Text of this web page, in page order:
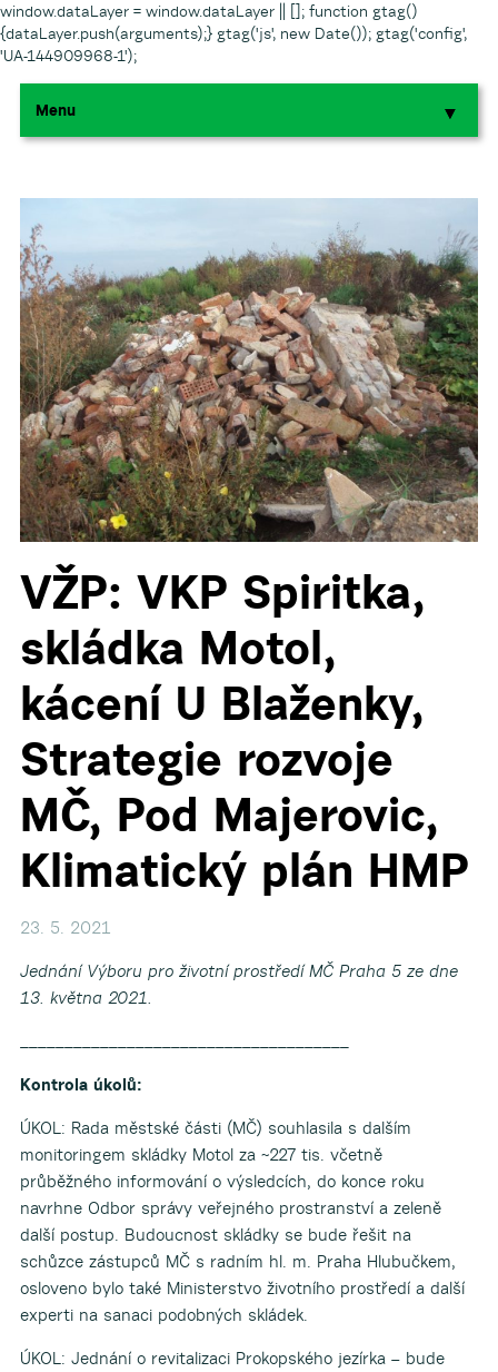
window.dataLayer = window.dataLayer || []; function gtag()
{dataLayer.push(arguments);} gtag('js', new Date()); gtag('config',
'UA-144909968-1');
Menu ▼
▼
▼
▼
▼
▼
VŽP: VKP Spiritka,
skládka Motol,
kácení U Blaženky,
Strategie rozvoje
MČ, Pod Majerovic,
Klimatický plán HMP
23. 5. 2021
Jednání Výboru pro životní prostředí MČ Praha 5 ze dne
13. května 2021.
Kontrola úkolů:
ÚKOL: Rada městské části (MČ) souhlasila s dalším
monitoringem skládky Motol za ~227 tis. včetně
průběžného informování o výsledcích, do konce roku
navrhne Odbor správy veřejného prostranství a zeleně
další postup. Budoucnost skládky se bude řešit na
schůzce zástupců MČ s radním hl. m. Praha Hlubučkem,
osloveno bylo také Ministerstvo životního prostředí a další
experti na sanaci podobných skládek.
ÚKOL: Jednání o revitalizaci Prokopského jezírka – bude